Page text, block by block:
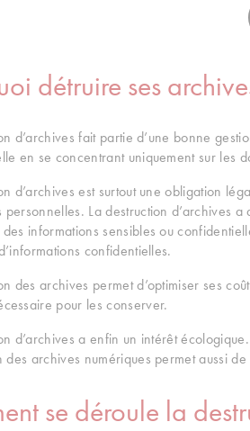
détruire ses
d’archives fait partie d’une bonne
en se concentrant uniquement sur les
d’archives est surtout une obligation
personnelles. La destruction d’archives
informations sensibles ou
confidentielles.
des archives permet d’optimiser ses
pour les conserver.
d’archives a enfin un intérêt
des archives numériques permet aussi
se déroule la